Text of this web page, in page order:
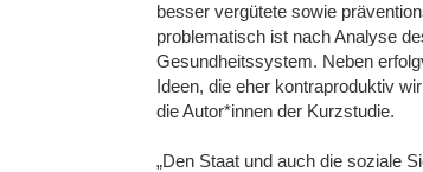
besser vergütete sowie
problematisch ist nach Analyse
Gesundheitssystem. Neben
Ideen, die eher kontraproduktiv
die Autor*innen der Kurzstudie.
„Den Staat und auch die soziale